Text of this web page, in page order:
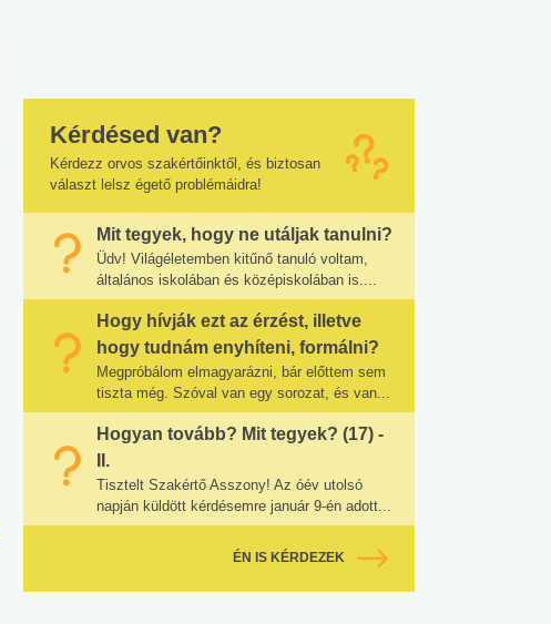
Kérdésed van?
Kérdezz orvos szakértőinktől, és biztosan
választ lelsz égető problémáidra!
Mit tegyek, hogy ne utáljak tanulni?
Üdv! Világéletemben kitűnő tanuló voltam,
általános iskolában és középiskolában is....
Hogy hívják ezt az érzést, illetve
hogy tudnám enyhíteni, formálni?
Megpróbálom elmagyarázni, bár előttem sem
tiszta még. Szóval van egy sorozat, és van...
Hogyan tovább? Mit tegyek? (17) -
II.
Tisztelt Szakértő Asszony! Az óév utolsó
napján küldött kérdésemre január 9-én adott...
ÉN IS KÉRDEZEK